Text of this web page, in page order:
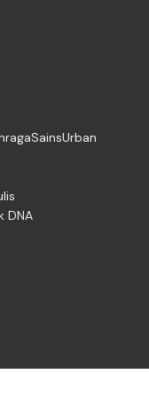
SainsUrban
DNA